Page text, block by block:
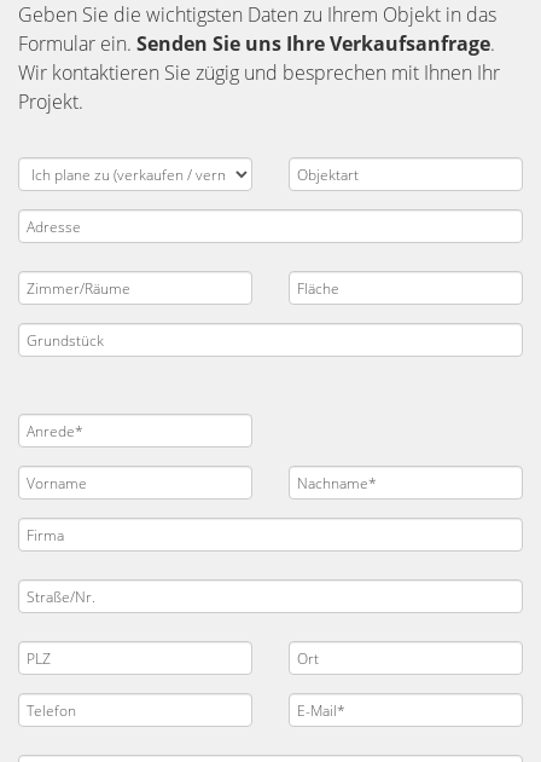
Geben Sie die wichtigsten Daten zu Ihrem Objekt in das
Formular ein. Senden Sie uns Ihre Verkaufsanfrage.
Wir kontaktieren Sie zügig und besprechen mit Ihnen Ihr
Projekt.